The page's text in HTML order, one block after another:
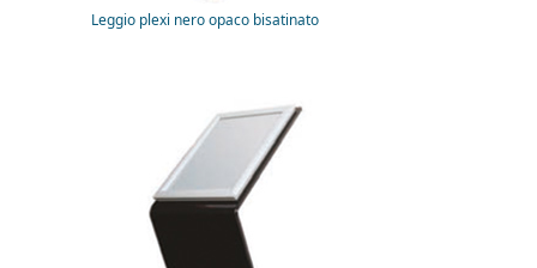
Leggio plexi nero opaco bisatinato